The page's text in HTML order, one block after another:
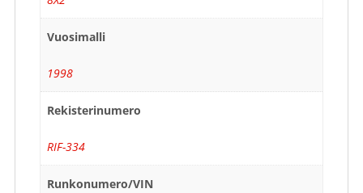
Vuosimalli
1998
Rekisterinumero
RIF-334
Runkonumero/VIN